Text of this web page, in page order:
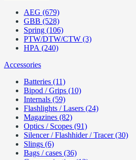
AEG (679)
GBB (528)
Spring (106)
PTW/DTW/CTW (3)
HPA (240)
Accessories
Batteries (11)
Bipod / Grips (10)
Internals (59)
Flashlights / Lasers (24)
Magazines (82)
Optics / Scopes (91)
Silencer / Flashhider / Tracer (30)
Slings (6)
Bags / cases (36)